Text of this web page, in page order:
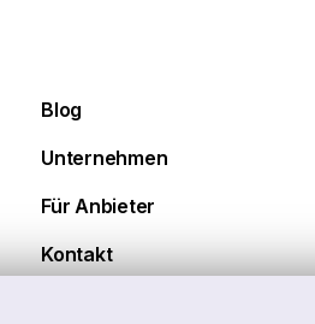
Blog
Unternehmen
Für Anbieter
Kontakt